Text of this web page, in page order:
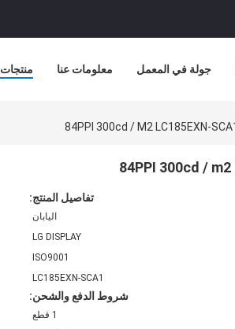
منتجات معلومات عنا جولة في المعمل
تفاصيل المنتج:
اليابان
LG DISPLAY
ISO9001
LC185EXN-SCA1
شروط الدفع والشحن:
1 قطع